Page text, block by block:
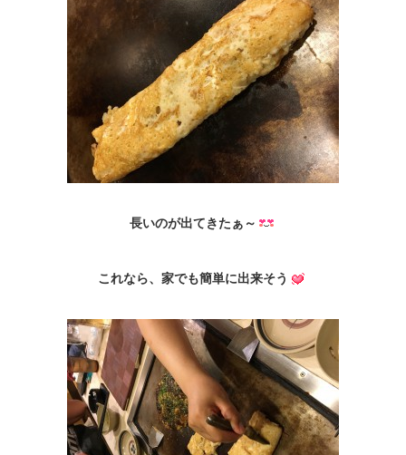
長いのが出てきたぁ～
これなら、家でも簡単に出来そう